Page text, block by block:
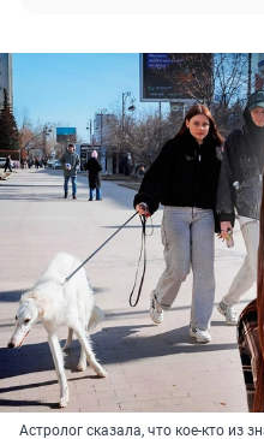
Астролог сказала, что кое-кто из